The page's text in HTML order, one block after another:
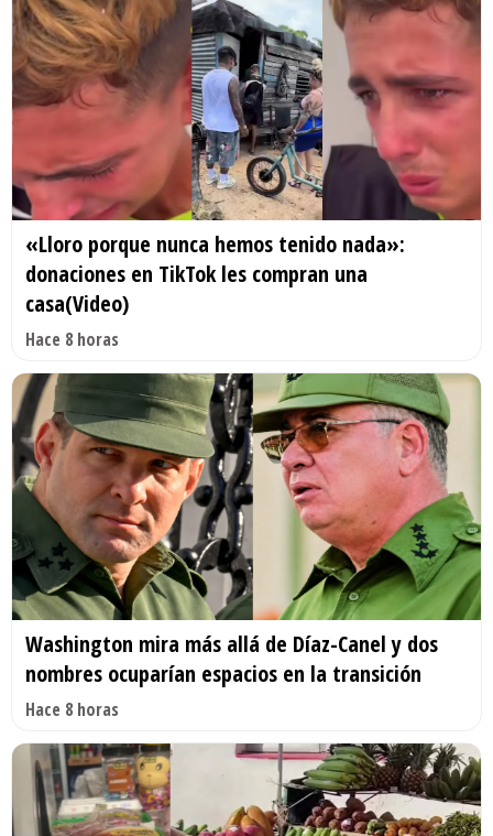
«Lloro porque nunca hemos tenido nada»:
donaciones en TikTok les compran una
casa(Video)
Hace 8 horas
Washington mira más allá de Díaz-Canel y dos
nombres ocuparían espacios en la transición
Hace 8 horas